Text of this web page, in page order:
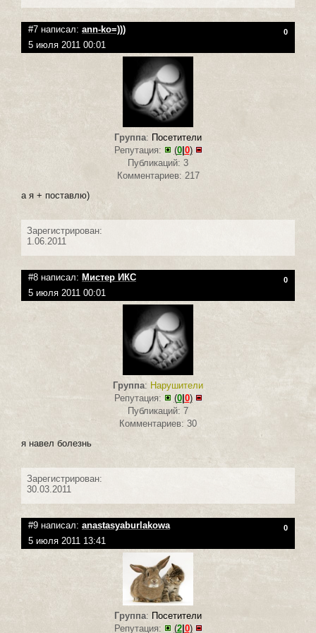
#7 написал: ann-ko=))) 0
5 июля 2011 00:01
Группа: Посетители
Репутация:
(0| 0)
Публикаций: 3
Комментариев: 217
а я + поставлю)
Зарегистрирован:
1.06.2011
#8 написал: Мистер ИКС 0
5 июля 2011 00:01
Группа: Нарушители
Репутация:
(0| 0)
Публикаций: 7
Комментариев: 30
я навел болезнь
Зарегистрирован:
30.03.2011
#9 написал: anastasyaburlakowa 0
5 июля 2011 13:41
Группа: Посетители
Репутация:
(2| 0)